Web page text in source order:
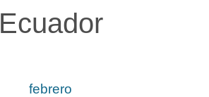
Ecuador
febrero